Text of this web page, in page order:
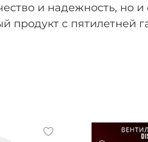
и надежность, но
продукт с пятилетней